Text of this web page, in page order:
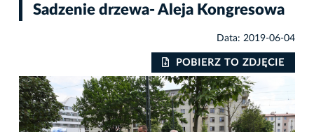
Sadzenie drzewa- Aleja Kongresowa
Data: 2019-06-04
POBIERZ TO ZDJĘCIE